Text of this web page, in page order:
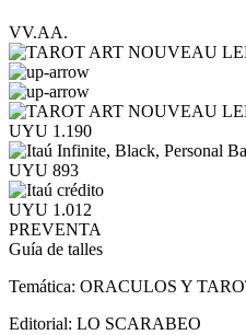
VV.AA.
UYU 1.190
UYU 893
UYU 1.012
PREVENTA
Guía de talles
Temática: ORACULOS Y
Editorial: LO SCARABEO